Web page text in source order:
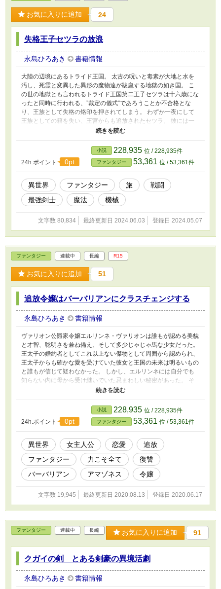
お気に入りに追加 24
失格王子セツラの放浪
永島ひろあき 書籍情報
大陸の辺境にあるトライド王国。 太古の呪いと毒素が大地と水を
汚し、死霊と変異した異形の魔物達が跋扈する地獄の如き国。 こ
の世の地獄とも言われるトライド王国第二王子セツラは十六歳にな
ったと同時に行われる、”裁定の儀式”であろうことか不合格とな
り、王族として失格の烙印を押されてしまう。 わずか一夜にして
王族としての籍を失い、王宮からも追放されたセツラ。 彼には一
つの考えがあった。王族として出来損ないの、失格者である自分が
もし王国を蝕む呪いを、毒を消し去り救うことが出来たなら、それ
はどんなに愉快で痛快なことだろうと！ 復讐というには優しく、
報復というには温かな覚悟と共に、セツラはトライド王国の外へと
可能性を求めて旅立った。
24h.ポイント 0pt
小説 228,935 位 / 228,935件
ファンタジー 53,361 位 / 53,361件
異世界 ファンタジー 旅
戦闘
最強剣士
魔法 機械
文字数 80,834 最終更新日 2024.06.03 登録日 2024.05.07
ファンタジー 連載中 長編 R15
お気に入りに追加 51
追放令嬢はバーバリアンにクラスチェンジする
永島ひろあき 書籍情報
ヴァリオン公爵家令嬢エルリンネ・ヴァリオンは誰もが認める美貌
と才智、聡明さを兼ね備え、そして多少じゃじゃ馬な少女だった。
王太子の婚約者としてこれ以上ない傑物として周囲から認められ、
王太子からも確かな愛を受けていた彼女と王国の未来は明るいもの
と誰もが信じて疑わなかった。 しかし、エルリンネには自分でも
知らない内に母から受け継いでいた忌まわしい秘密があった。 そ
の秘密が暴かれた時、エルリンネは公爵家令嬢としての身分を剥奪
かに命まで狙われる始末。 自分には非が無いにも関わらず次々と
襲い来る不幸と理不尽に、ついにエルリンネの我慢が限界を迎えた
時、彼女は自分を陥れた誰かへ復讐を誓うのだった。
24h.ポイント 0pt
小説 228,935 位 / 228,935件
ファンタジー 53,361 位 / 53,361件
異世界 女主人公 恋愛
追放
ファンタジー
力こそ全て
復讐
バーバリアン
アマゾネス 令嬢
文字数 19,945 最終更新日 2020.08.13 登録日 2020.06.17
ファンタジー 連載中 長編 お気に入りに追加 91
クガイの剣 とある剣豪の異境活劇
永島ひろあき 書籍情報